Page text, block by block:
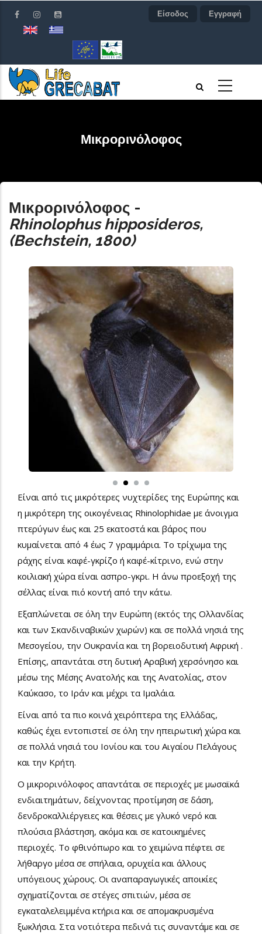
προς
περιεχόμενο
Είσοδος Εγγραφή
Μικρορινόλοφος
Μικρορινόλοφος -
Rhinolophus hipposideros,
(Bechstein, 1800)
Είναι από τις μικρότερες νυχτερίδες της Ευρώπης και
η μικρότερη της οικογένειας Rhinolophidae με άνοιγμα
πτερύγων έως και 25 εκατοστά και βάρος που
κυμαίνεται από 4 έως 7 γραμμάρια. Το τρίχωμα της
ράχης είναι καφέ-γκρίζο ή καφέ-κίτρινο, ενώ στην
κοιλιακή χώρα είναι ασπρο-γκρι. Η άνω προεξοχή της
σέλλας είναι πιό κοντή από την κάτω.
Εξαπλώνεται σε όλη την Ευρώπη (εκτός της Ολλανδίας
και των Σκανδιναβικών χωρών) και σε πολλά νησιά της
Μεσογείου, την Ουκρανία και τη βορειοδυτική Αφρική .
Επίσης, απαντάται στη δυτική Αραβική χερσόνησο και
μέσω της Μέσης Ανατολής και της Ανατολίας, στον
Καύκασο, το Ιράν και μέχρι τα Ιμαλάια.
Είναι από τα πιο κοινά χειρόπτερα της Ελλάδας,
καθώς έχει εντοπιστεί σε όλη την ηπειρωτική χώρα και
σε πολλά νησιά του Ιονίου και του Αιγαίου Πελάγους
και την Κρήτη.
Ο μικρορινόλοφος απαντάται σε περιοχές με μωσαϊκά
ενδιαιτημάτων, δείχνοντας προτίμηση σε δάση,
δενδροκαλλιέργειες και θέσεις με γλυκό νερό και
πλούσια βλάστηση, ακόμα και σε κατοικημένες
περιοχές. Το φθινόπωρο και το χειμώνα πέφτει σε
λήθαργο μέσα σε σπήλαια, ορυχεία και άλλους
υπόγειους χώρους. Οι αναπαραγωγικές αποικίες
σχηματίζονται σε στέγες σπιτιών, μέσα σε
εγκαταλελειμμένα κτήρια και σε απομακρυσμένα
ξωκλήσια. Στα νοτιότερα πεδινά τις συναντάμε και σε